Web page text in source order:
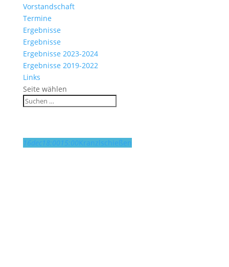
Vorstandschaft
Termine
Ergebnisse
Ergebnisse
Ergebnisse 2023-2024
Ergebnisse 2019-2022
Links
Seite wählen
16dec18:00 15:00Kranzlschießen